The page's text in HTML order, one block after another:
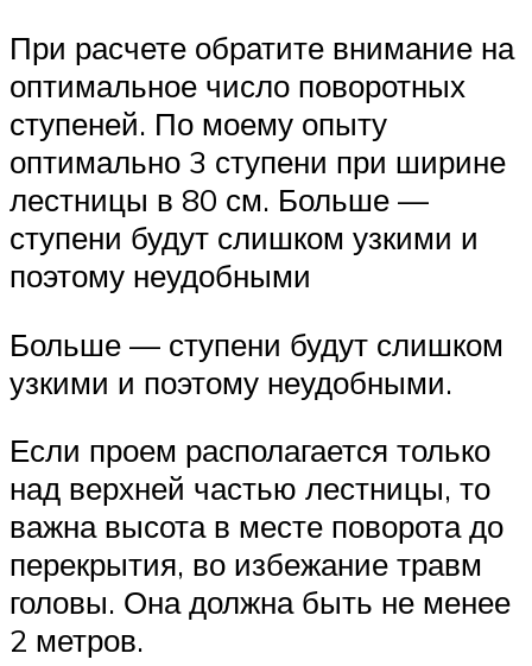
При расчете обратите внимание на
оптимальное число поворотных
ступеней. По моему опыту
оптимально 3 ступени при ширине
лестницы в 80 см. Больше —
ступени будут слишком узкими и
поэтому неудобными
Больше — ступени будут слишком
узкими и поэтому неудобными.
Если проем располагается только
над верхней частью лестницы, то
важна высота в месте поворота до
перекрытия, во избежание травм
головы. Она должна быть не менее
2 метров.